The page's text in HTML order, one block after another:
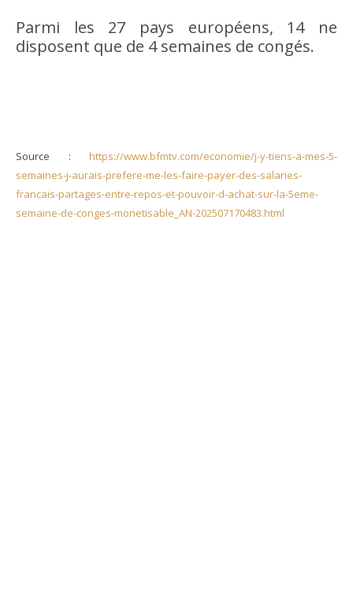
Parmi les 27 pays européens, 14 ne
disposent que de 4 semaines de congés.
Source : https://www.bfmtv.com/economie/j-y-tiens-a-mes-5-
semaines-j-aurais-prefere-me-les-faire-payer-des-salaries-
francais-partages-entre-repos-et-pouvoir-d-achat-sur-la-5eme-
semaine-de-conges-monetisable_AN-202507170483.html